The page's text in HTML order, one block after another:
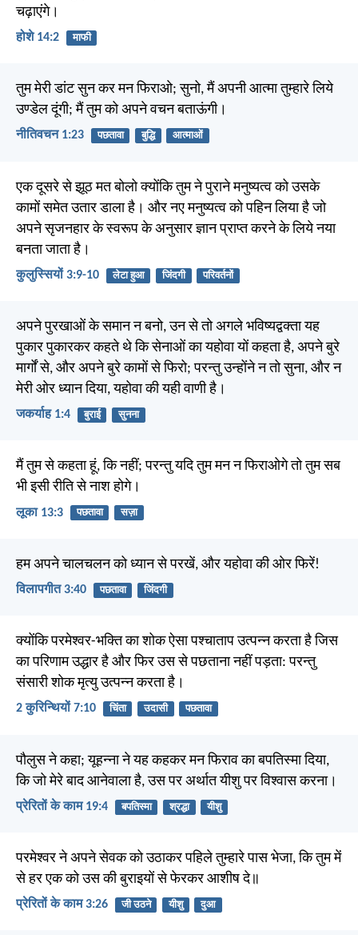
चढ़ाएंगे।
होशे 14:2 माफी
तुम मेरी डांट सुन कर मन फिराओ; सुनो, मैं अपनी आत्मा तुम्हारे लिये
उण्डेल दूंगी; मैं तुम को अपने वचन बताऊंगी।
नीतिवचन 1:23 पछतावा बुद्धि आत्माओं
एक दूसरे से झूठ मत बोलो क्योंकि तुम ने पुराने मनुष्यत्व को उसके
कामों समेत उतार डाला है। और नए मनुष्यत्व को पहिन लिया है जो
अपने सृजनहार के स्वरूप के अनुसार ज्ञान प्राप्त करने के लिये नया
बनता जाता है।
कुलुस्सियों 3:9-10 लेटा हुआ जिंदगी परिवर्तनों
अपने पुरखाओं के समान न बनो, उन से तो अगले भविष्यद्वक्ता यह
पुकार पुकारकर कहते थे कि सेनाओं का यहोवा यों कहता है, अपने बुरे
मार्गों से, और अपने बुरे कामों से फिरो; परन्तु उन्होंने न तो सुना, और न
मेरी ओर ध्यान दिया, यहोवा की यही वाणी है।
जकर्याह 1:4 बुराई सुनना
मैं तुम से कहता हूं, कि नहीं; परन्तु यदि तुम मन न फिराओगे तो तुम सब
भी इसी रीति से नाश होगे।
लूका 13:3 पछतावा सज़ा
हम अपने चालचलन को ध्यान से परखें, और यहोवा की ओर फिरें!
विलापगीत 3:40 पछतावा जिंदगी
क्योंकि परमेश्वर-भक्ति का शोक ऐसा पश्चाताप उत्पन्न करता है जिस
का परिणाम उद्धार है और फिर उस से पछताना नहीं पड़ता: परन्तु
संसारी शोक मृत्यु उत्पन्न करता है।
2 कुरिन्थियों 7:10 चिंता उदासी पछतावा
पौलुस ने कहा; यूहन्ना ने यह कहकर मन फिराव का बपतिस्मा दिया,
कि जो मेरे बाद आनेवाला है, उस पर अर्थात यीशु पर विश्वास करना।
प्रेरितों के काम 19:4 बपतिस्मा श्रद्धा यीशु
परमेश्वर ने अपने सेवक को उठाकर पहिले तुम्हारे पास भेजा, कि तुम में
से हर एक को उस की बुराइयों से फेरकर आशीष दे॥
प्रेरितों के काम 3:26 जी उठने यीशु दुआ